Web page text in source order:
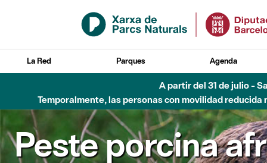
Saltar al contenido principal
La Red Parques Agenda
6 de agosto - Parque
Peste porcina